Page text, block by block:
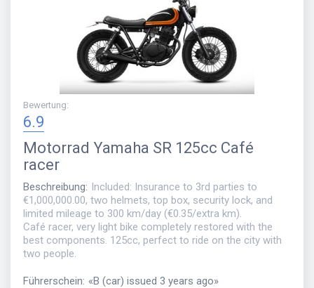
Bewertung:
6.9
Motorrad Yamaha SR 125cc Café
racer
Beschreibung: Included: Insurance to 3rd parties to
€1,000,000.00, two helmets, top box, security lock, and
limited mileage to 300 km/day (€0.35/extra km).
Café racer, very light bike completely restored with the
best components. 125cc, perfect to ride on the city with
two people.
Führerschein: «B (car) issued 3 years ago»